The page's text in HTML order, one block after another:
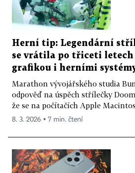
Herní tip: Legendární
se vrátila po třiceti letech
grafikou i herními
Marathon vývojářského studia
odpověď na úspěch střílečky
že se na počítačích Apple
8. 3. 2026 ▪ 7 min. čtení